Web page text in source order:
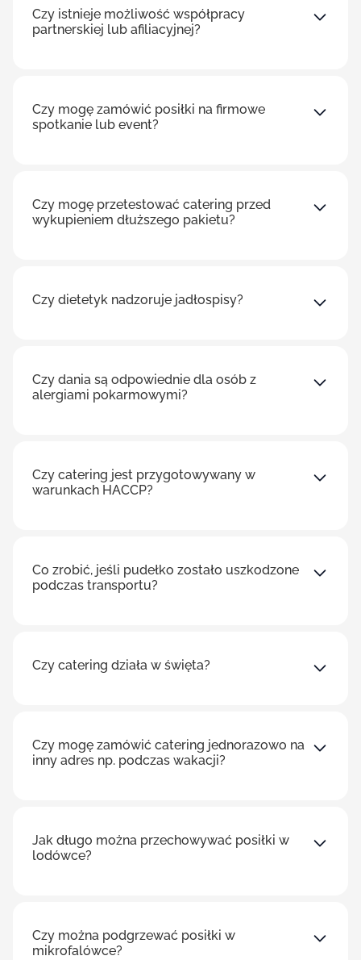
Czy istnieje możliwość współpracy
partnerskiej lub afiliacyjnej?
Czy mogę zamówić posiłki na firmowe
spotkanie lub event?
Czy mogę przetestować catering przed
wykupieniem dłuższego pakietu?
Czy dietetyk nadzoruje jadłospisy?
Czy dania są odpowiednie dla osób z
alergiami pokarmowymi?
Czy catering jest przygotowywany w
warunkach HACCP?
Co zrobić, jeśli pudełko zostało uszkodzone
podczas transportu?
Czy catering działa w święta?
Czy mogę zamówić catering jednorazowo na
inny adres np. podczas wakacji?
Jak długo można przechowywać posiłki w
lodówce?
Czy można podgrzewać posiłki w
mikrofalówce?